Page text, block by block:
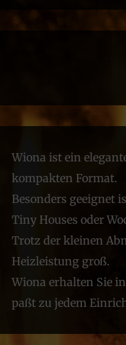
Wiona ist ein
kompakten Format.
Besonders geeignet
Tiny Houses oder
Trotz der kleinen
Heizleistung groß.
Wiona erhalten Sie
paßt zu jedem